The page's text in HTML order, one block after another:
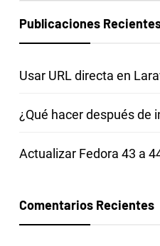
Publicaciones
Usar URL directa en
¿Qué hacer después de
Actualizar Fedora 43 a
Comentarios Recientes